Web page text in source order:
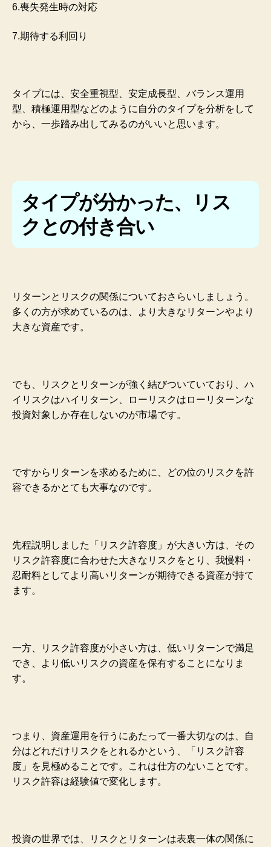
6.喪失発生時の対応
7.期待する利回り
タイプには、安全重視型、安定成長型、バランス運用
型、積極運用型などのように自分のタイプを分析をして
から、一歩踏み出してみるのがいいと思います。
タイプが分かった、リス
クとの付き合い
リターンとリスクの関係についておさらいしましょう。
多くの方が求めているのは、より大きなリターンやより
大きな資産です。
でも、リスクとリターンが強く結びついていており、ハ
イリスクはハイリターン、ローリスクはローリターンな
投資対象しか存在しないのが市場です。
ですからリターンを求めるために、どの位のリスクを許
容できるかとても大事なのです。
先程説明しました「リスク許容度」が大きい方は、その
リスク許容度に合わせた大きなリスクをとり、我慢料・
忍耐料としてより高いリターンが期待できる資産が持て
ます。
一方、リスク許容度が小さい方は、低いリターンで満足
でき、より低いリスクの資産を保有することになりま
す。
つ まり、資産運用を行うにあたって一番大切なのは、自
分はどれだけリスクをとれるかという、「リスク許容
度」を見極めることです。これは仕方のないことです。
リスク許容は経験値で変化します。
投資の世界では、
リスクとリターンは表裏一体の関係に